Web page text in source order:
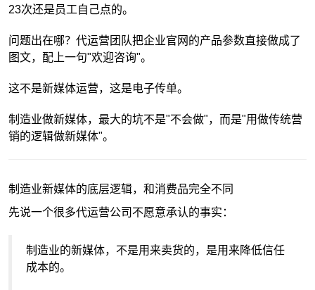
23次还是员工自己点的。
问题出在哪？代运营团队把企业官网的产品参数直接做成了
图文，配上一句"欢迎咨询"。
这不是新媒体运营，这是电子传单。
制造业做新媒体，最大的坑不是"不会做"，而是"用做传统营
销的逻辑做新媒体"。
制造业新媒体的底层逻辑，和消费品完全不同
先说一个很多代运营公司不愿意承认的事实：
制造业的新媒体，不是用来卖货的，是用来降低信任
成本的。